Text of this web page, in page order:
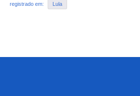
registrado em: Lula